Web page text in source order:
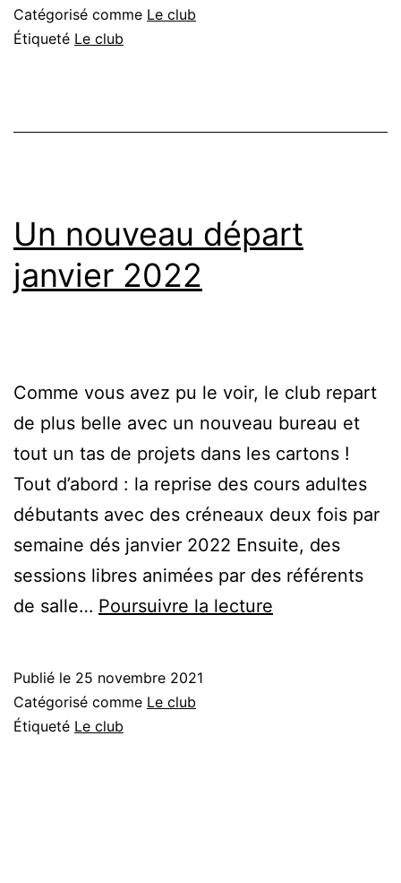
Catégorisé comme Le club
Étiqueté Le club
Un nouveau départ
janvier 2022
Comme vous avez pu le voir, le club repart
de plus belle avec un nouveau bureau et
tout un tas de projets dans les cartons !
Tout d’abord : la reprise des cours adultes
débutants avec des créneaux deux fois par
semaine dés janvier 2022 Ensuite, des
sessions libres animées par des référents
de salle… Poursuivre la lecture
Publié le 25 novembre 2021
Catégorisé comme Le club
Étiqueté Le club